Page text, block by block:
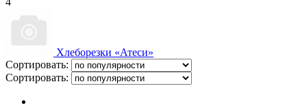
Хлеборезки «Атеси»
Сортировать:
Сортировать: